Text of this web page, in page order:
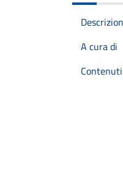
A cura di